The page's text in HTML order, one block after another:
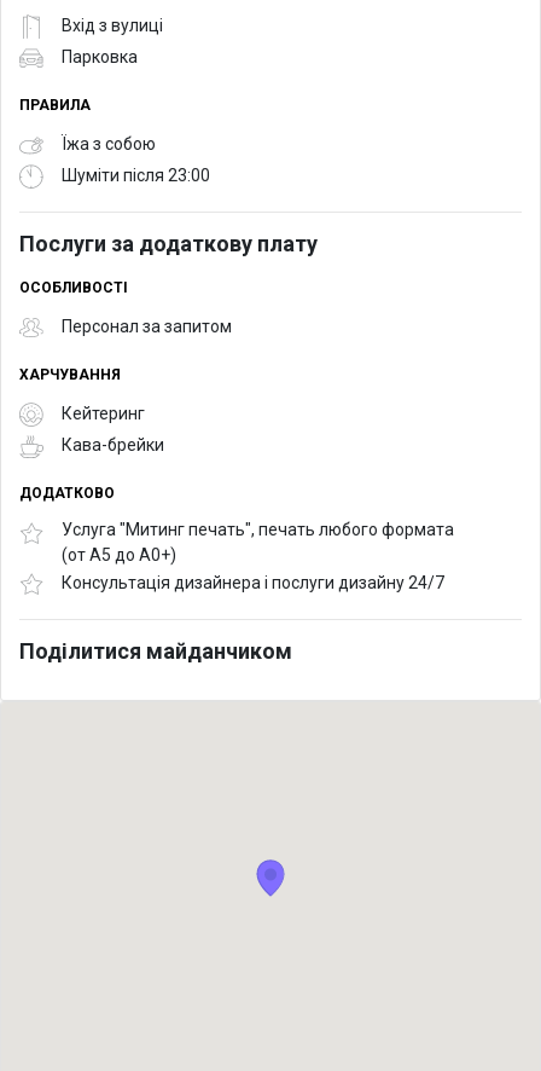
Вхід з вулиці
Парковка
ПРАВИЛА
Їжа з собою
Шуміти після 23:00
Послуги за додаткову плату
ОСОБЛИВОСТІ
Персонал за запитом
ХАРЧУВАННЯ
Кейтеринг
Кава-брейки
ДОДАТКОВО
Услуга "Митинг печать", печать любого формата
(от А5 до А0+)
Консультація дизайнера і послуги дизайну 24/7
Поділитися майданчиком